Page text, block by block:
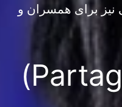
برای همسران و